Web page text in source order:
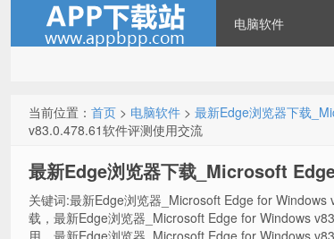
电脑软件
当前位置： 首页 > 电脑软件 > 最新Edge浏览器下载
v83.0.478.61软件评测使用交流
最新Edge浏览器下载_Microsoft
关键词:最新Edge浏览器_Microsoft Edge for
载，最新Edge浏览器_Microsoft Edge for Windows
用，最新Edge浏览器_Microsoft Edge for Windows